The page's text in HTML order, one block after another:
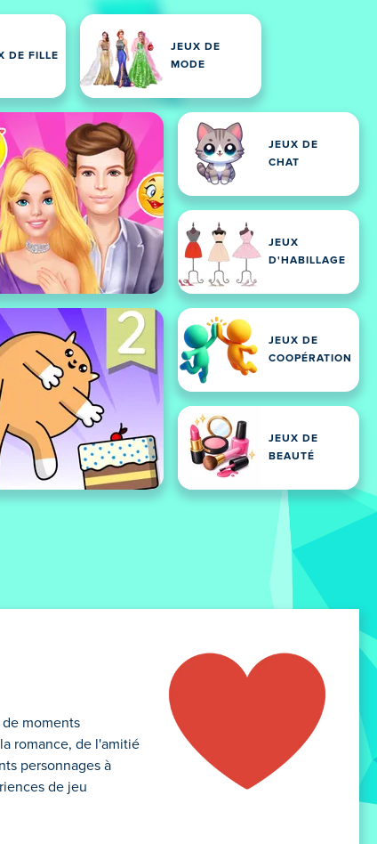
DE FILLE
JEUX DE
MODE
JEUX DE
CHAT
JEUX
D'HABILLAGE
JEUX DE
COOPÉRATION
JEUX DE
BEAUTÉ
moments
romance, de l'amitié
personnages à
de jeu